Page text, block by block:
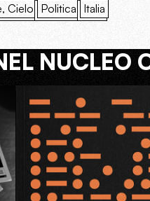
Cielo Politica Italia
NUCLEO